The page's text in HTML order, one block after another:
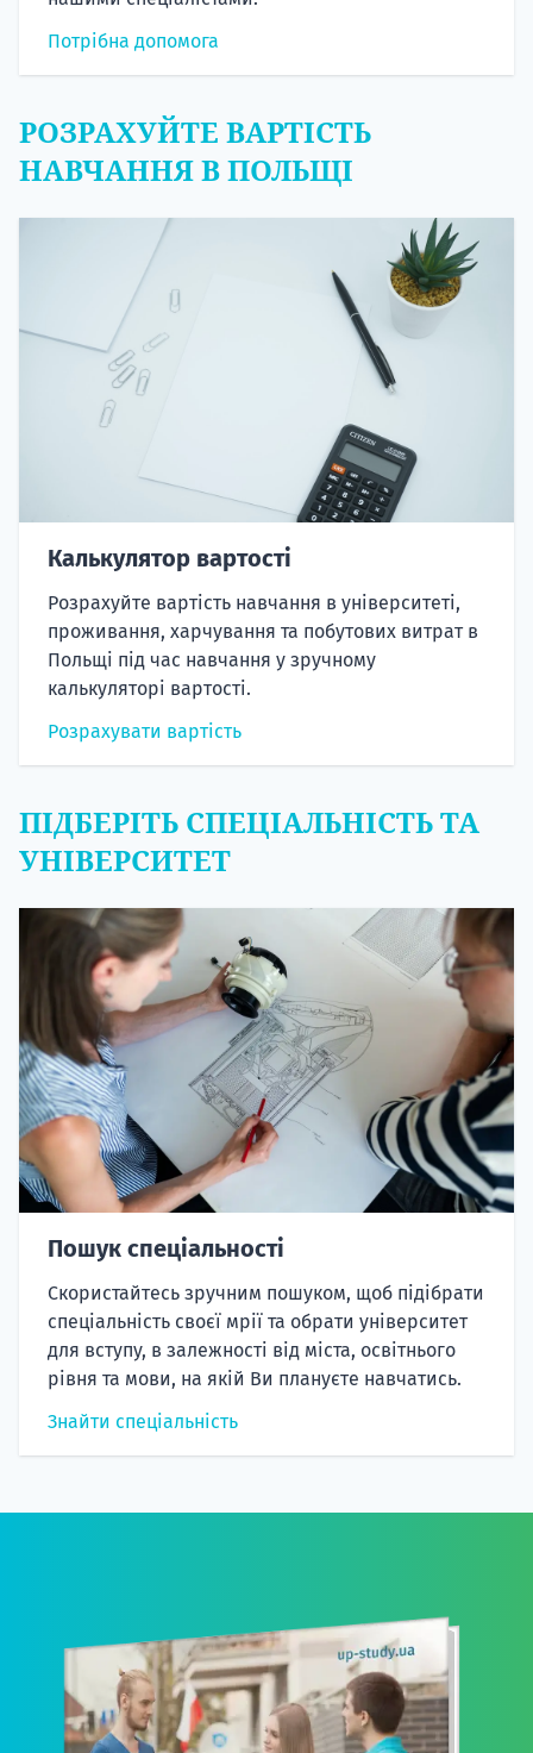
Потрібна допомога
РОЗРАХУЙТЕ ВАРТІСТЬ
НАВЧАННЯ В ПОЛЬЩІ
Калькулятор вартості
Розрахуйте вартість навчання в університеті,
проживання, харчування та побутових витрат в
Польщі під час навчання у зручному
калькуляторі вартості.
Розрахувати вартість
ПІДБЕРІТЬ СПЕЦІАЛЬНІСТЬ ТА
УНІВЕРСИТЕТ
Пошук спеціальності
Скористайтесь зручним пошуком, щоб підібрати
спеціальність своєї мрії та обрати університет
для вступу, в залежності від міста, освітнього
рівня та мови, на якій Ви плануєте навчатись.
Знайти спеціальність